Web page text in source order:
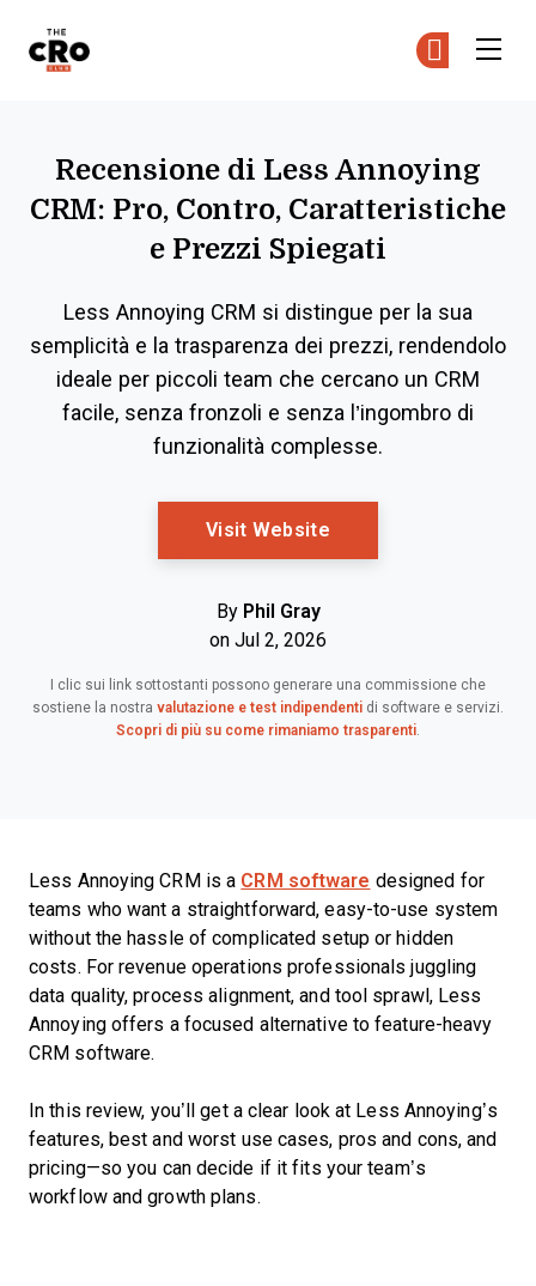
Recensione di Less Annoying
CRM: Pro, Contro, Caratteristiche
e Prezzi Spiegati
Less Annoying CRM si distingue per la sua
semplicità e la trasparenza dei prezzi, rendendolo
ideale per piccoli team che cercano un CRM
facile, senza fronzoli e senza l’ingombro di
funzionalità complesse.
Visit Website
By Phil Gray
on Jul 2, 2026
I clic sui link sottostanti possono generare una commissione che
sostiene la nostra valutazione e test indipendenti di software e servizi.
Scopri di più su come rimaniamo trasparenti.
Less Annoying CRM is a CRM software designed for
teams who want a straightforward, easy-to-use system
without the hassle of complicated setup or hidden
costs. For revenue operations professionals juggling
data quality, process alignment, and tool sprawl, Less
Annoying offers a focused alternative to feature-heavy
CRM software.
In this review, you’ll get a clear look at Less Annoying’s
features, best and worst use cases, pros and cons, and
pricing—so you can decide if it fits your team’s
workflow and growth plans.